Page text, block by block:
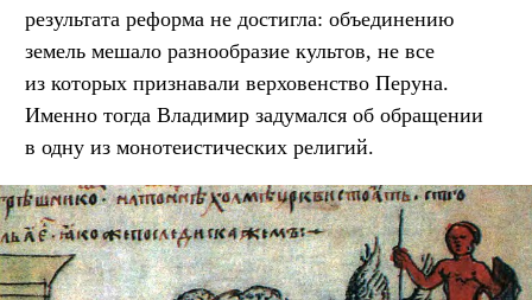
результата реформа не достигла: объединению
земель мешало разнообразие культов, не все
из которых признавали верховенство Перуна.
Именно тогда Владимир задумался об обращении
в одну из монотеистических религий.